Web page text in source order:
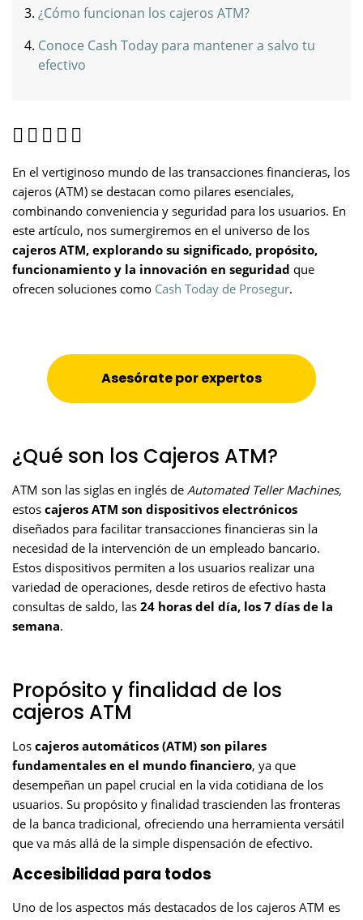
¿Cómo funcionan los cajeros ATM?
Conoce Cash Today para mantener a salvo tu
efectivo
En el vertiginoso mundo de las transacciones financieras, los
cajeros (ATM) se destacan como pilares esenciales,
combinando conveniencia y seguridad para los usuarios. En
este artículo, nos sumergiremos en el universo de los
cajeros ATM, explorando su significado, propósito,
funcionamiento y la innovación en seguridad que
ofrecen soluciones como Cash Today de Prosegur.
Asesórate por expertos
¿Qué son los Cajeros ATM?
ATM son las siglas en inglés de Automated Teller Machines,
estos cajeros ATM son dispositivos electrónicos
diseñados para facilitar transacciones financieras sin la
necesidad de la intervención de un empleado bancario.
Estos dispositivos permiten a los usuarios realizar una
variedad de operaciones, desde retiros de efectivo hasta
consultas de saldo, las 24 horas del día, los 7 días de la
semana.
Propósito y finalidad de los
cajeros ATM
Los cajeros automáticos (ATM) son pilares
fundamentales en el mundo financiero, ya que
desempeñan un papel crucial en la vida cotidiana de los
usuarios. Su propósito y finalidad trascienden las fronteras
de la banca tradicional, ofreciendo una herramienta versátil
que va más allá de la simple dispensación de efectivo.
Accesibilidad para todos
Uno de los aspectos más destacados de los cajeros ATM es